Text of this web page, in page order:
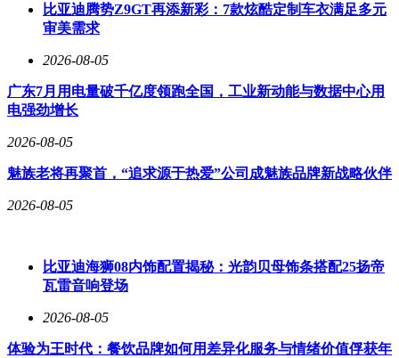
比亚迪腾势Z9GT再添新彩：7款炫酷定制车衣满足多元
审美需求
2026-08-05
广东7月用电量破千亿度领跑全国，工业新动能与数据中心用
电强劲增长
2026-08-05
魅族老将再聚首，“追求源于热爱”公司成魅族品牌新战略伙伴
2026-08-05
比亚迪海狮08内饰配置揭秘：光韵贝母饰条搭配25扬帝
瓦雷音响登场
2026-08-05
体验为王时代：餐饮品牌如何用差异化服务与情绪价值俘获年